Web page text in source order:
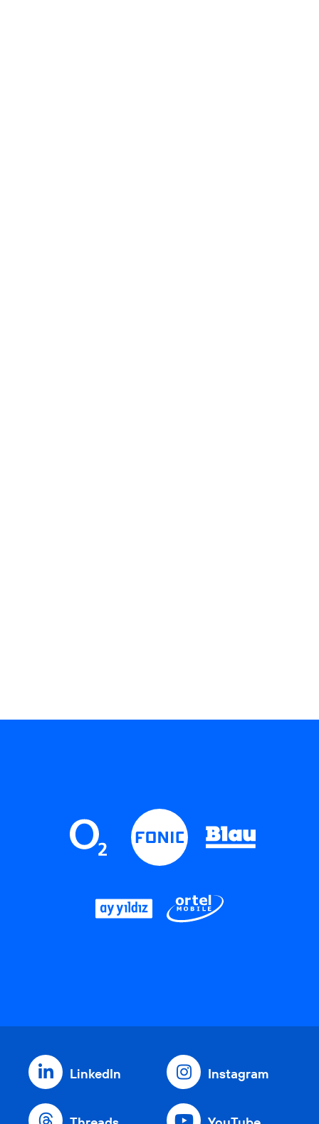
LinkedIn Instagram